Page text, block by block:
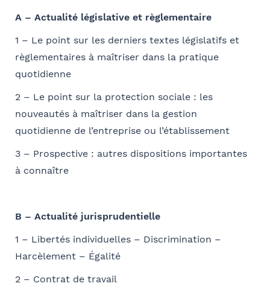
A – Actualité législative et règlementaire
1 – Le point sur les derniers textes législatifs et
règlementaires à maîtriser dans la pratique
quotidienne
2 – Le point sur la protection sociale : les
nouveautés à maîtriser dans la gestion
quotidienne de l’entreprise ou l’établissement
3 – Prospective : autres dispositions importantes
à connaître
B – Actualité jurisprudentielle
1 – Libertés individuelles – Discrimination –
Harcèlement – Égalité
2 – Contrat de travail
Société
Fonction
Bureau formateur
Je m'inscris
Conformément à la loi « informatique et libertés » du 6 janvier 1978
rectification aux informations qui vous concernent, que vous pouvez
exercer en adressant un mail à communication@barthelemy-
Rechercher
Valider